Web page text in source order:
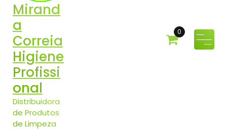
Mirand
a
Correia
Higiene
Profissi
onal
Distribuidora
de Produtos
de Limpeza
0